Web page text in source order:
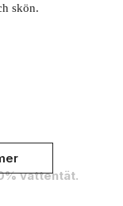
skön.
vattentät.